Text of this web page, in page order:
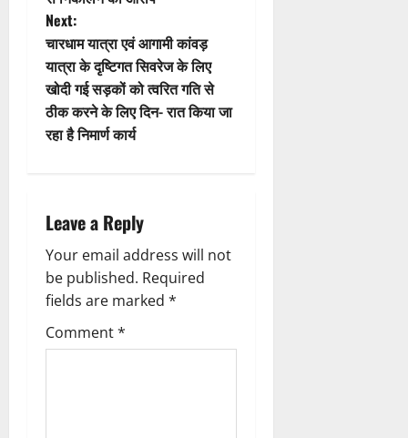
o
n
s
t
n
a
i
g
a
t
Next:
चारधाम यात्रा एवं आगामी कांवड़
यात्रा के दृष्टिगत सिवरेज के लिए
खोदी गई सड़कों को त्वरित गति से
ठीक करने के लिए दिन- रात किया जा
रहा है निमार्ण कार्य
Leave a Reply
Your email address will not
be published. Required
fields are marked *
Comment*